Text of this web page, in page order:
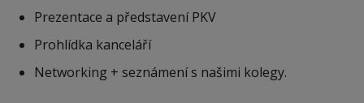
Prezentace a představení PKV
Prohlídka kanceláří
Networking + seznámení s našimi kolegy.